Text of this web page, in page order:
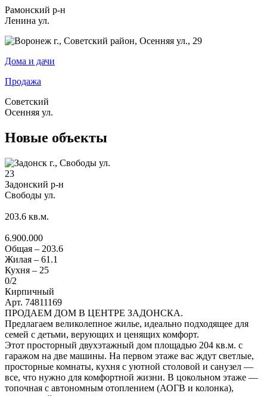
Рамонский р-н
Ленина ул.
Дома и дачи
Продажа
Советский
Осенняя ул.
Новые объекты
23
Задонский р-н
Свободы ул.
203.6 кв.м.
6.900.000
Общая – 203.6
Жилая – 61.1
Кухня – 25
0/2
Кирпичный
Арт. 74811169
ПРОДАЕМ ДОМ В ЦЕНТРЕ ЗАДОНСКА.
Предлагаем великолепное жилье, идеально подходящее для
семей с детьми, верующих и ценящих комфорт.
Этот просторный двухэтажный дом площадью 204 кв.м. с
гаражом на две машины. На первом этаже вас ждут светлые,
просторные комнаты, кухня с уютной столовой и санузел —
все, что нужно для комфортной жизни. В цокольном этаже —
топочная с автономным отоплением (АОГВ и колонка),